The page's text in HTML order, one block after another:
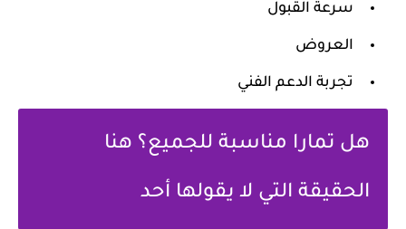
سرعة القبول
العروض
تجربة الدعم الفني
هل تمارا مناسبة للجميع؟ هنا
الحقيقة التي لا يقولها أحد